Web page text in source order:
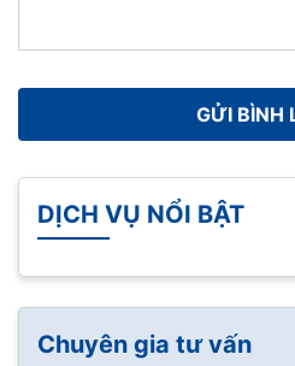
DỊCH VỤ NỔI BẬT
Chuyên gia tư vấn